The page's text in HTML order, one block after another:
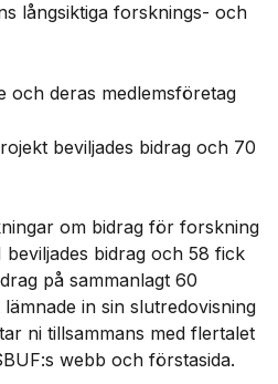
långsiktiga forsknings- och
och deras medlemsföretag
beviljades bidrag och 70
om bidrag för forskning
bidrag och 58 fick
på sammanlagt 60
in sin slutredovisning
ni tillsammans med flertalet
webb och förstasida.